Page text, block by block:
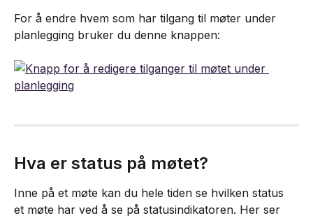
For å endre hvem som har tilgang til møter under
planlegging bruker du denne knappen:
Hva er status på møtet?
Inne på et møte kan du hele tiden se hvilken status
et møte har ved å se på statusindikatoren. Her ser